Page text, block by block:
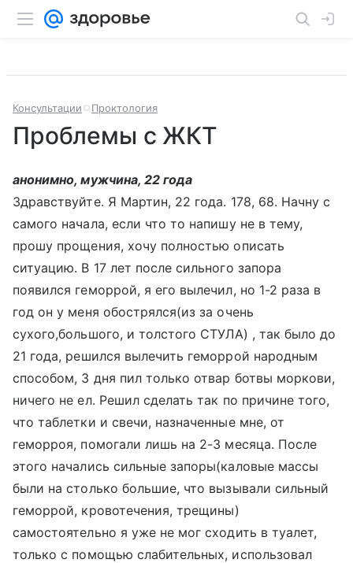
Консультации Проктология
Проблемы с ЖКТ
анонимно, мужчина, 22 года
Здравствуйте. Я Мартин, 22 года. 178, 68. Начну с
самого начала, если что то напишу не в тему,
прошу прощения, хочу полностью описать
ситуацию. В 17 лет после сильного запора
появился геморрой, я его вылечил, но 1-2 раза в
год он у меня обострялся(из за очень
сухого,большого, и толстого СТУЛА) , так было до
21 года, решился вылечить геморрой народным
способом, 3 дня пил только отвар ботвы моркови,
ничего не ел. Решил сделать так по причине того,
что таблетки и свечи, назначенные мне, от
геморроя, помогали лишь на 2-3 месяца. После
этого начались сильные запоры(каловые массы
были на столько большие, что вызывали сильный
геморрой, кровотечения, трещины)
самостоятельно я уже не мог сходить в туалет,
только с помощью слабительных, использовал